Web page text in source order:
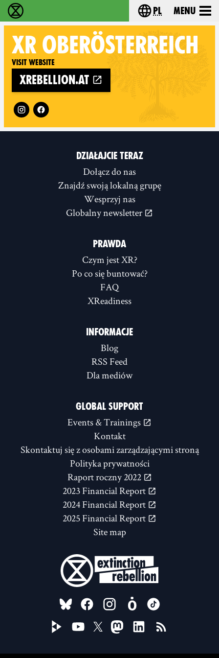
Extinction Rebellion - Home Choose your
pl Menu
XR OBERÖSTERREICH
Visit website
xrebellion.at
Follow XR Oberösterreich on
DZIAŁAJCIE TERAZ
Dołącz do nas
Znajdź swoją lokalną grupę
Wesprzyj nas
Globalny newsletter
PRAWDA
Czym jest XR?
Po co się buntować?
FAQ
XReadiness
INFORMACJE
Blog
RSS Feed
Dla mediów
GLOBAL SUPPORT
Events & Trainings
Kontakt
Skontaktuj się z osobami zarządzającymi stroną
Polityka prywatności
Raport roczny 2022
2023 Financial Report
2024 Financial Report
2025 Financial Report
Site map
FOLLOW US ON